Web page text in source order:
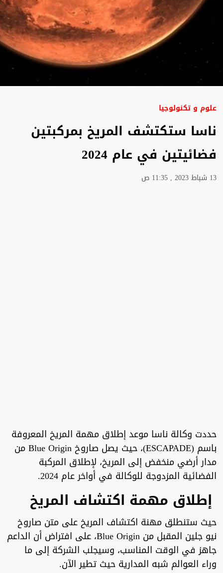
علوم و تكنولوجيا
ناسا ستكتشف المريخ بمركبتين
فضائيتين في عام 2024
13 شباط 2023 , 11:35 ص
حددت وكالة ناسا موعد إطلاق مهمة المريخ المعروفة
باسم (ESCAPADE)، حيث يصل صاروخ Blue Origin من
مدار أرضي منخفض إلى المريخ، لإطلاق المركبة
الفضائية المزدوجة للوكالة في أواخر عام 2024.
إطلاق مهمة اكتشاف المريخ
حيث ستنطلق مهنة اكتشاف المريخ على متن صاروخ
نيو جلين المقبل من Blue Origin، على افتراض أن الداعم
جاهز في الوقت المناسب، وسيجلب الشركة إلى ما
وراء العوالم شبه المدارية حيث تطير الآن.